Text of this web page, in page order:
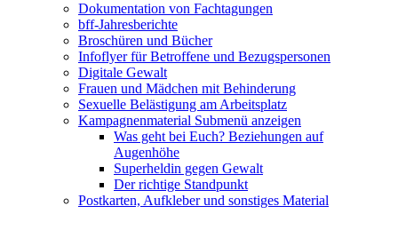
Dokumentation von Fachtagungen
bff-Jahresberichte
Broschüren und Bücher
Infoflyer für Betroffene und Bezugspersonen
Digitale Gewalt
Frauen und Mädchen mit Behinderung
Sexuelle Belästigung am Arbeitsplatz
Kampagnenmaterial Submenü anzeigen
Was geht bei Euch? Beziehungen auf
Augenhöhe
Superheldin gegen Gewalt
Der richtige Standpunkt
Postkarten, Aufkleber und sonstiges Material